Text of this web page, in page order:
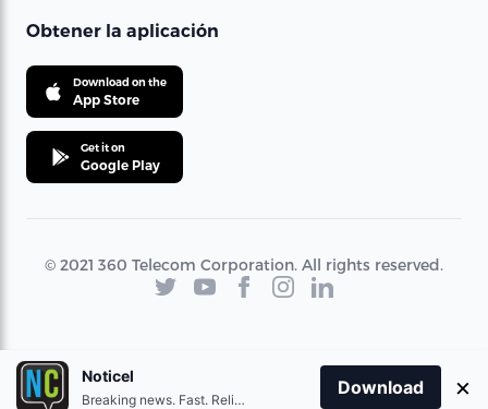
Obtener la aplicación
Download on the
App Store
Get it on
Google Play
© 2021 360 Telecom Corporation. All rights reserved.
Noticel
Breaking news. Fast. Reliable.
Download ×